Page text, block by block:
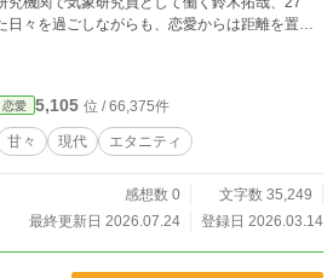
日々を過ごしながらも、恋愛からは距離を置い
時代の初恋以降、女性と付き合っても、どこか
かできない。そんな彼の心を十年ぶりに動かし
近くの書店で働く、とある女性だった── (“定期
スピン・オフになります)。
の再掲です(修整/追記有)。 ※表
しています。 ※R18は*マークを付けています。
恋愛 5,105 位 / 66,375件
甘々 現代 エタニティ
感想数 0
文字数 35,249
最終更新日 2026.07.24
登録日 2026.03.14